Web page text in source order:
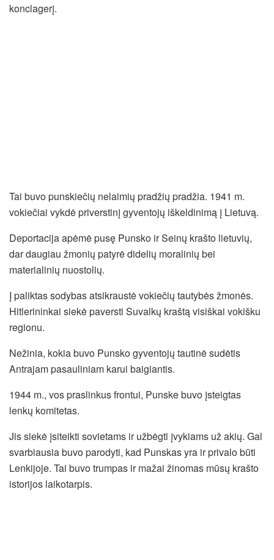
konclagerį.
Tai buvo punskiečių nelaimių pradžių pradžia. 1941 m.
vokiečiai vykdė priverstinį gyventojų iškeldinimą į Lietuvą.
Deportacija apėmė pusę Punsko ir Seinų krašto lietuvių,
dar daugiau žmonių patyrė didelių moralinių bei
materialinių nuostolių.
Į paliktas sodybas atsikraustė vokiečių tautybės žmonės.
Hitlerininkai siekė paversti Suvalkų kraštą visiškai vokišku
regionu.
Nežinia, kokia buvo Punsko gyventojų tautinė sudėtis
Antrajam pasauliniam karui baigiantis.
1944 m., vos praslinkus frontui, Punske buvo įsteigtas
lenkų komitetas.
Jis siekė įsiteikti sovietams ir užbėgti įvykiams už akių. Gal
svarbiausia buvo parodyti, kad Punskas yra ir privalo būti
Lenkijoje. Tai buvo trumpas ir mažai žinomas mūsų krašto
istorijos laikotarpis.